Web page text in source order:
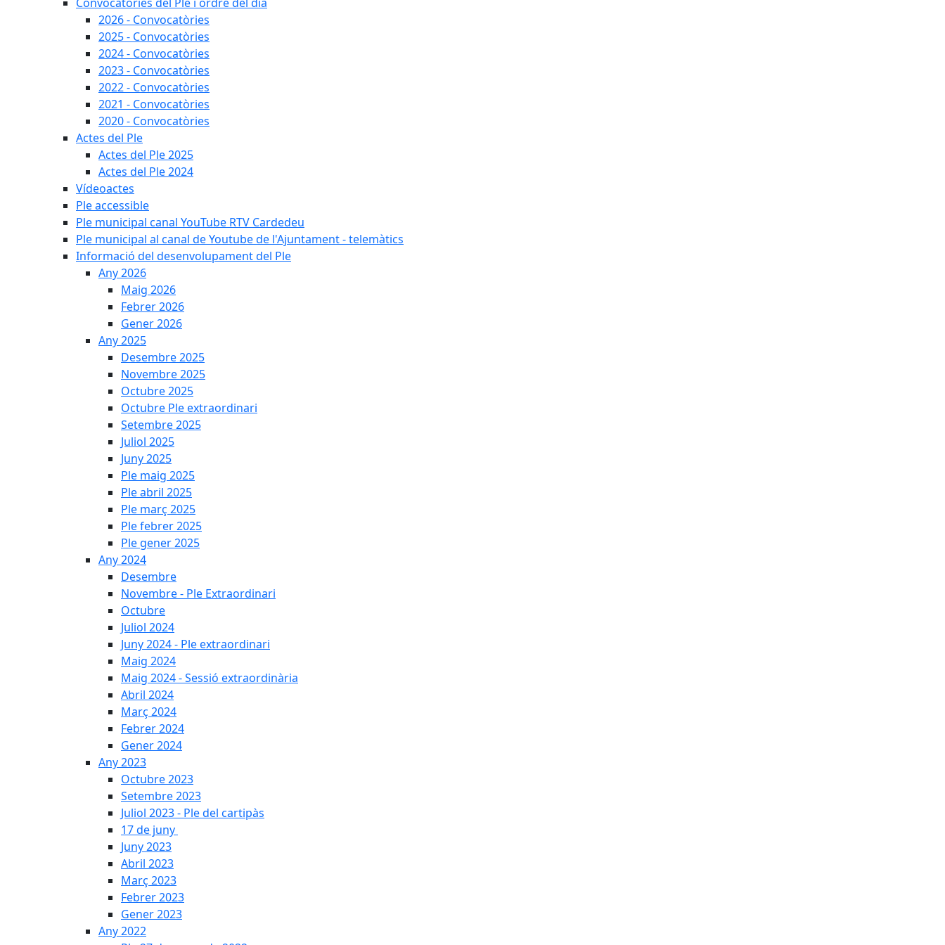
2026 - Convocatòries
2025 - Convocatòries
2024 - Convocatòries
2023 - Convocatòries
2022 - Convocatòries
2021 - Convocatòries
2020 - Convocatòries
Actes del Ple
Actes del Ple 2025
Actes del Ple 2024
Vídeoactes
Ple accessible
Ple municipal canal YouTube RTV Cardedeu
Ple municipal al canal de Youtube de l'Ajuntament - telemàtics
Informació del desenvolupament del Ple
Any 2026
Maig 2026
Febrer 2026
Gener 2026
Any 2025
Desembre 2025
Novembre 2025
Octubre 2025
Octubre Ple extraordinari
Setembre 2025
Juliol 2025
Juny 2025
Ple maig 2025
Ple abril 2025
Ple març 2025
Ple febrer 2025
Ple gener 2025
Any 2024
Desembre
Novembre - Ple Extraordinari
Octubre
Juliol 2024
Juny 2024 - Ple extraordinari
Maig 2024
Maig 2024 - Sessió extraordinària
Abril 2024
Març 2024
Febrer 2024
Gener 2024
Any 2023
Octubre 2023
Setembre 2023
Juliol 2023 - Ple del cartipàs
17 de juny
Juny 2023
Abril 2023
Març 2023
Febrer 2023
Gener 2023
Any 2022